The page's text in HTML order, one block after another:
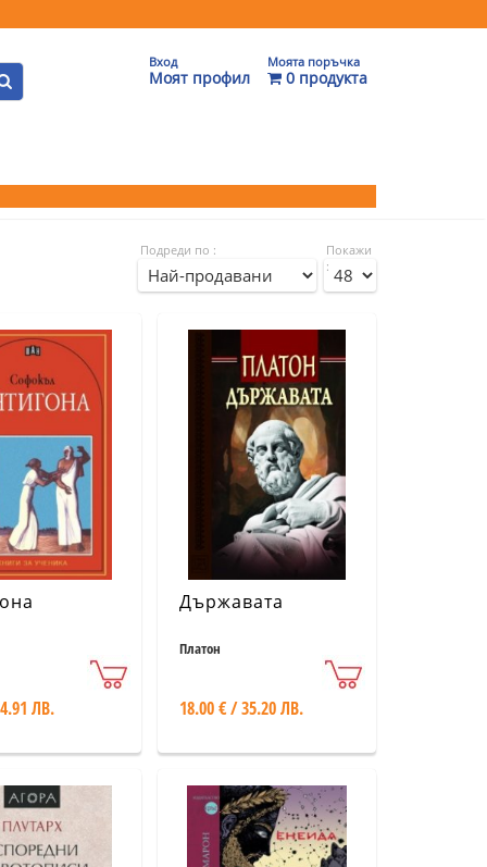
Вход
Моят профил
Моята поръчка
0 продукта
Подреди по :
Покажи
:
ЛВ.
Държавата
Платон
18.00 € / 35.20 ЛВ.